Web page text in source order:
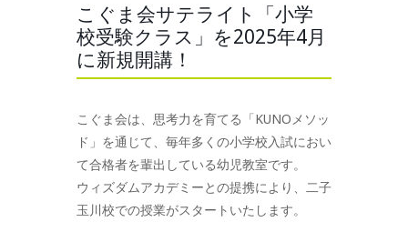
こぐま会サテライト「小学
校受験クラス」を2025年4月
に新規開講！
こぐま会は、思考力を育てる「KUNOメソッ
ド」を通じて、毎年多くの小学校入試におい
て合格者を輩出している幼児教室です。
ウィズダムアカデミーとの提携により、二子
玉川校での授業がスタートいたします。